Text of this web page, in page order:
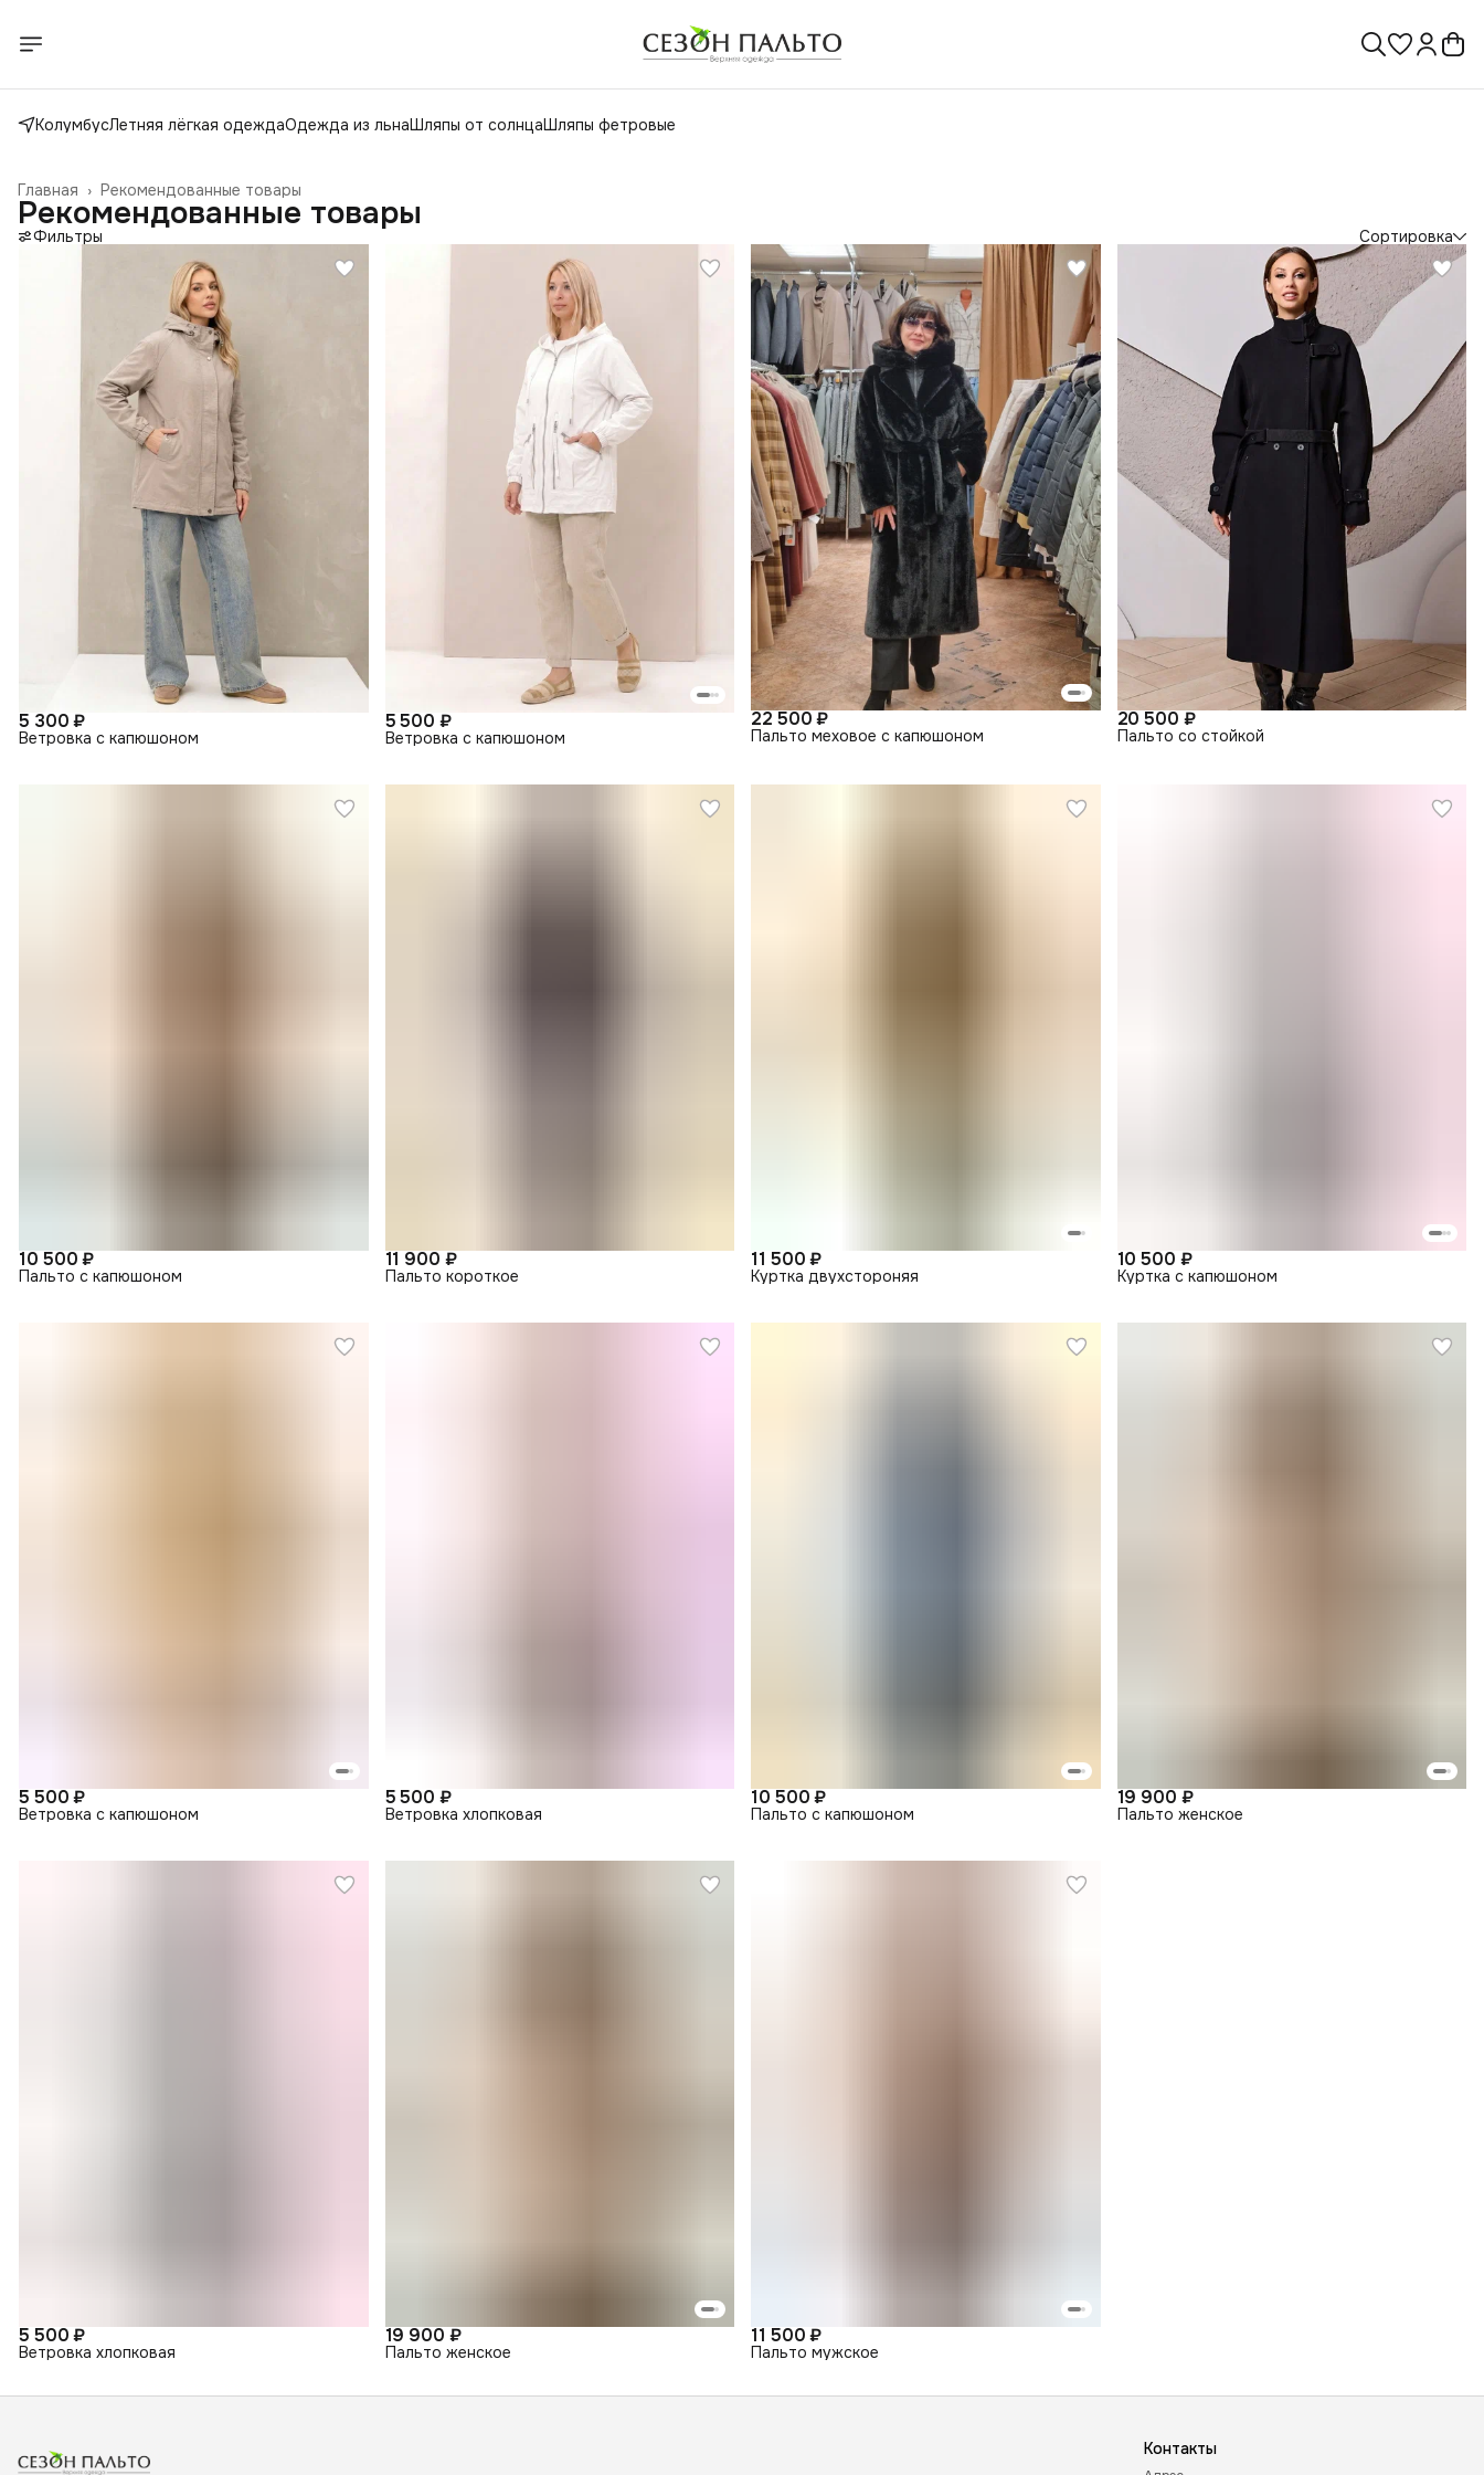
КолумбусЛетняя лёгкая одеждаОдежда из льнаШляпы от солнцаШляпы фетровые
Рекомендованные товары
Главная ›
Рекомендованные товары
Фильтры Сортировка
5 300 ₽
Ветровка с капюшоном
5 500 ₽
Ветровка с капюшоном
22 500 ₽
Пальто меховое с капюшоном
20 500 ₽
Пальто со стойкой
10 500 ₽
Пальто с капюшоном
11 900 ₽
Пальто короткое
11 500 ₽
Куртка двухстороняя
10 500 ₽
Куртка с капюшоном
5 500 ₽
Ветровка с капюшоном
5 500 ₽
Ветровка хлопковая
10 500 ₽
Пальто с капюшоном
19 900 ₽
Пальто женское
5 500 ₽
Ветровка хлопковая
19 900 ₽
Пальто женское
11 500 ₽
Пальто мужское
Контакты